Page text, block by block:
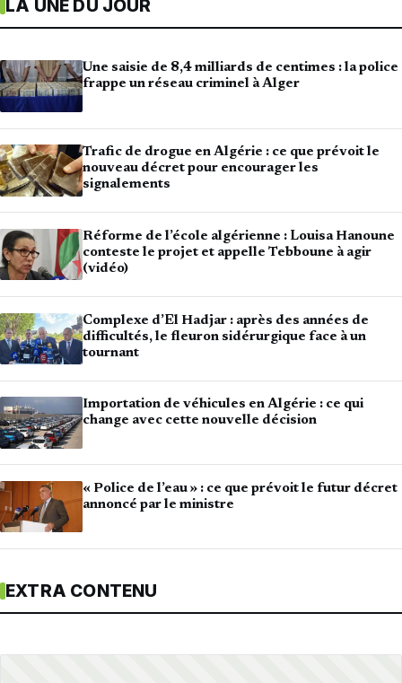
LA UNE DU JOUR
Une saisie de 8,4 milliards de centimes : la police
frappe un réseau criminel à Alger
Trafic de drogue en Algérie : ce que prévoit le
nouveau décret pour encourager les
signalements
Réforme de l’école algérienne : Louisa Hanoune
conteste le projet et appelle Tebboune à agir
(vidéo)
Complexe d’El Hadjar : après des années de
difficultés, le fleuron sidérurgique face à un
tournant
Importation de véhicules en Algérie : ce qui
change avec cette nouvelle décision
« Police de l’eau » : ce que prévoit le futur décret
annoncé par le ministre
EXTRA CONTENU